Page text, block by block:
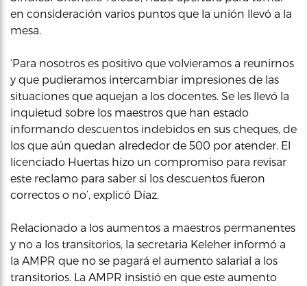
en consideración varios puntos que la unión llevó a la
mesa.
‘Para nosotros es positivo que volvieramos a reunirnos
y que pudieramos intercambiar impresiones de las
situaciones que aquejan a los docentes. Se les llevó la
inquietud sobre los maestros que han estado
informando descuentos indebidos en sus cheques, de
los que aún quedan alrededor de 500 por atender. El
licenciado Huertas hizo un compromiso para revisar
este reclamo para saber si los descuentos fueron
correctos o no’, explicó Díaz.
Relacionado a los aumentos a maestros permanentes
y no a los transitorios, la secretaria Keleher informó a
la AMPR que no se pagará el aumento salarial a los
transitorios. La AMPR insistió en que este aumento